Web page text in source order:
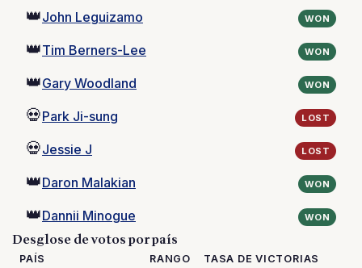
👑John Leguizamo WON
👑Tim Berners-Lee WON
👑Gary Woodland WON
💀Park Ji-sung LOST
💀Jessie J LOST
👑Daron Malakian WON
👑Dannii Minogue WON
Desglose de votos por país
PAÍS RANGO
TASA DE VICTORIAS